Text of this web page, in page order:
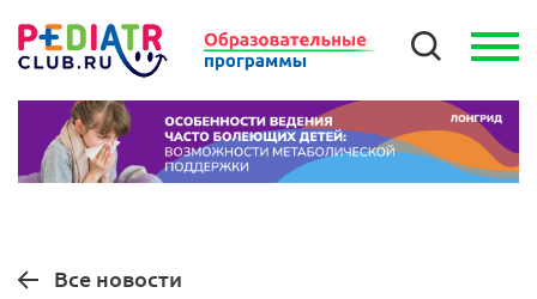
Все новости